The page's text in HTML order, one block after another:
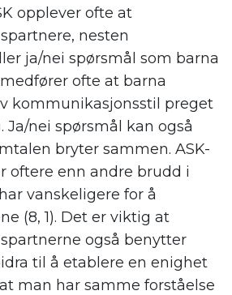
opplever ofte at
nesten
ja/nei spørsmål som barna
ofte at barna
kommunikasjonsstil preget
Ja/nei spørsmål kan også
bryter sammen. ASK-
oftere enn andre brudd i
vanskeligere for å
(8, 1). Det er viktig at
også benytter
til å etablere en enighet
man har samme forståelse